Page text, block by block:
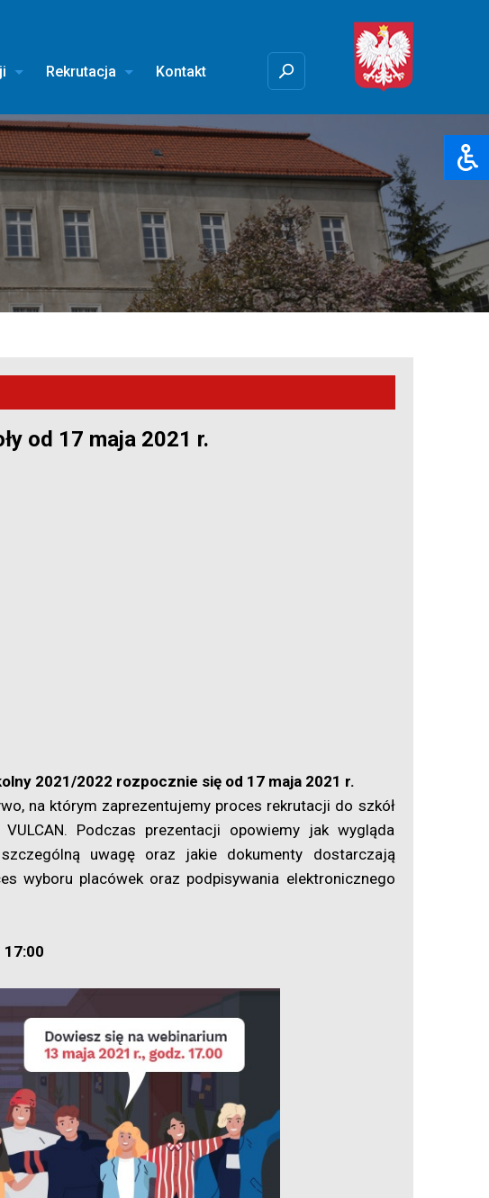
Rekrutacja Kontakt
od 17 maja 2021 r.
2021/2022 rozpocznie się od 17 maja 2021 r.
na którym zaprezentujemy proces rekrutacji do szkół
Podczas prezentacji opowiemy jak wygląda
uwagę oraz jakie dokumenty dostarczają
wyboru placówek oraz podpisywania elektronicznego